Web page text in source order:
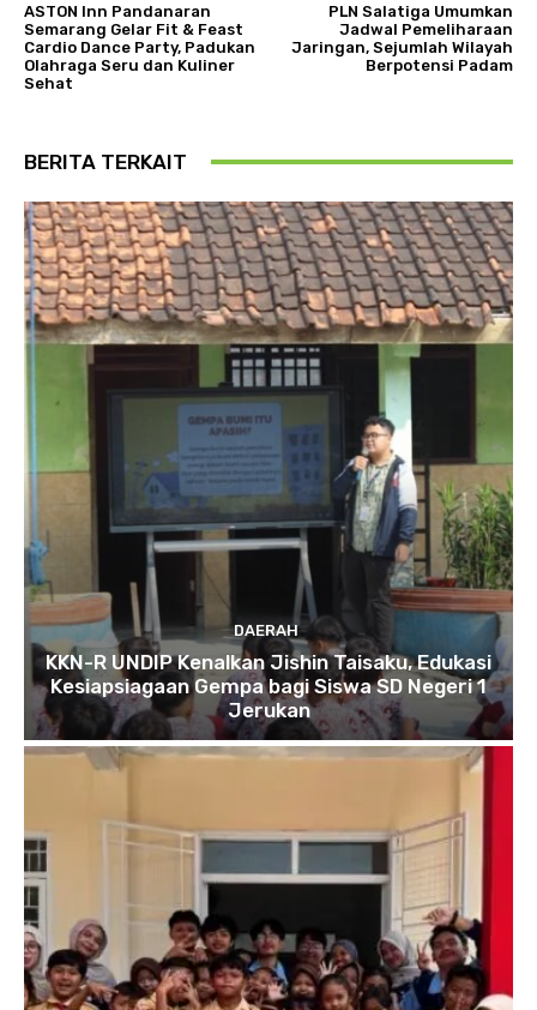
ASTON Inn Pandanaran
Semarang Gelar Fit & Feast
Cardio Dance Party, Padukan
Olahraga Seru dan Kuliner
Sehat
PLN Salatiga Umumkan
Jadwal Pemeliharaan
Jaringan, Sejumlah Wilayah
Berpotensi Padam
BERITA TERKAIT
DAERAH
KKN-R UNDIP Kenalkan Jishin Taisaku, Edukasi
Kesiapsiagaan Gempa bagi Siswa SD Negeri 1
Jerukan